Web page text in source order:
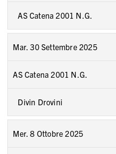
AS Catena 2001 N.G.
Mar. 30 Settembre 2025
AS Catena 2001 N.G.
Divin Drovini
Mer. 8 Ottobre 2025